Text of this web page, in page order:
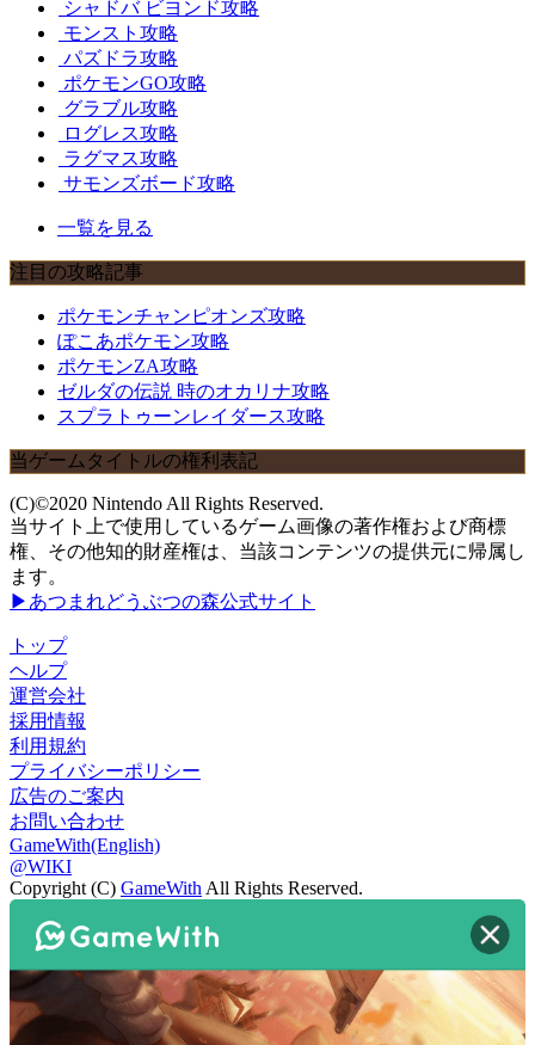
シャドバ ビヨンド攻略
モンスト攻略
パズドラ攻略
ポケモンGO攻略
グラブル攻略
ログレス攻略
ラグマス攻略
サモンズボード攻略
一覧を見る
注目の攻略記事
ポケモンチャンピオンズ攻略
ぽこあポケモン攻略
ポケモンZA攻略
ゼルダの伝説 時のオカリナ攻略
スプラトゥーンレイダース攻略
当ゲームタイトルの権利表記
(C)©2020 Nintendo All Rights Reserved.
当サイト上で使用しているゲーム画像の著作権および商標
権、その他知的財産権は、当該コンテンツの提供元に帰属し
ます。
▶あつまれどうぶつの森公式サイト
トップ
ヘルプ
運営会社
採用情報
利用規約
プライバシーポリシー
広告のご案内
お問い合わせ
GameWith(English)
@WIKI
Copyright (C) GameWith All Rights Reserved.